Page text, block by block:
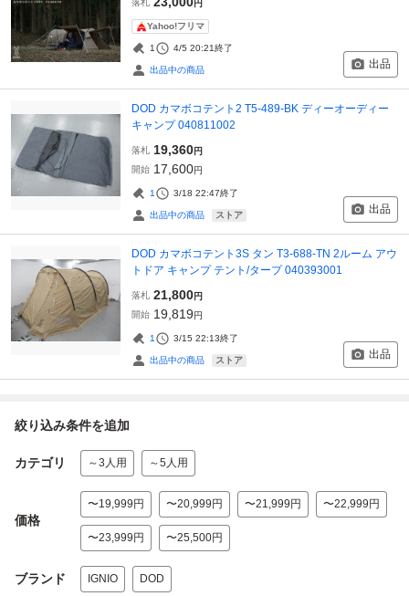
円
Yahoo!フリマ
1 4/5 20:21終了
出品中の商品 出品
DOD カマボコテント2 T5-489-BK ディーオーディー
キャンプ 040811002
落札 19,360円
開始 17,600円
1 3/18 22:47終了
出品中の商品 ストア 出品
DOD カマボコテント3S タン T3-688-TN 2ルーム アウ
トドア キャンプ テント/タープ 040393001
落札 21,800円
開始 19,819円
1 3/15 22:13終了
出品中の商品 ストア 出品
絞り込み条件を追加
カテゴリ ～3人用 ～5人用
価格
〜19,999円 〜20,999円 〜21,999円 〜22,999円
〜23,999円 〜25,500円
ブランド IGNIO DOD